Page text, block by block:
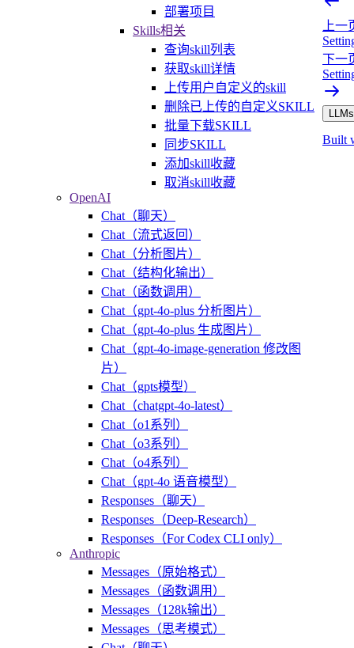
部署项目
Skills相关
查询skill列表
获取skill详情
上传用户自定义的skill
删除已上传的自定义SKILL
批量下载SKILL
同步SKILL
添加skill收藏
取消skill收藏
OpenAI
Chat（聊天）
Chat（流式返回）
Chat（分析图片）
Chat（结构化输出）
Chat（函数调用）
Chat（gpt-4o-plus 分析图片）
Chat（gpt-4o-plus 生成图片）
Chat（gpt-4o-image-generation 修改图
片）
Chat（gpts模型）
Chat（chatgpt-4o-latest）
Chat（o1系列）
Chat（o3系列）
Chat（o4系列）
Chat（gpt-4o 语音模型）
Responses（聊天）
Responses（Deep-Research）
Responses（For Codex CLI only）
Anthropic
Messages（原始格式）
Messages（函数调用）
Messages（128k输出）
Messages（思考模式）
上一
下一
Built